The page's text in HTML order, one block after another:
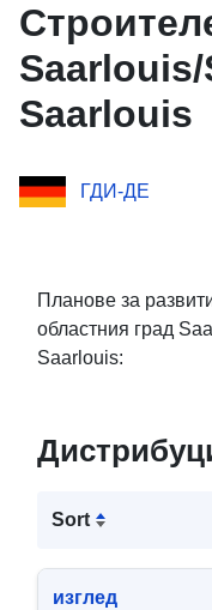
Saarlouis
ГДИ-ДЕ
Планове за
областния град
Saarlouis:
Sort
изглед